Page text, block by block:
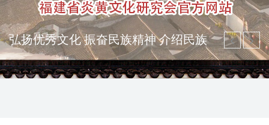
弘扬优秀文化 振奋民族精神 介绍民族
瑰宝 宣传中华精英
突出海西特色 报道台港澳侨 坚持古为